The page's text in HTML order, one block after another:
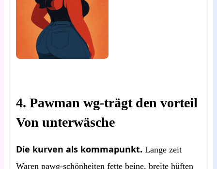
4. Pawman wg-trägt den vorteil
Von unterwäsche
Die kurven als kommapunkt. Lange zeit
Waren pawg-schönheiten fette beine, breite hüften